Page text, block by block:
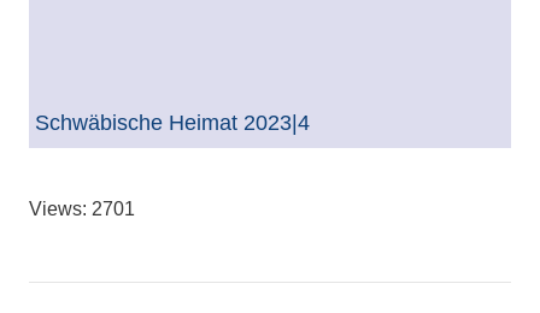
Schwäbische Heimat 2023|4
Views: 2701